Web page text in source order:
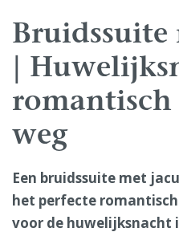
Bruidssuite
|
romantisch
weg
Een bruidssuite met
het perfecte
voor de huwelijksnacht